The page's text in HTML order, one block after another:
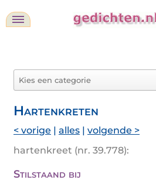
Hartenkreten
< vorige | alles | volgende >
hartenkreet (nr. 39.778):
Stilstaand bij